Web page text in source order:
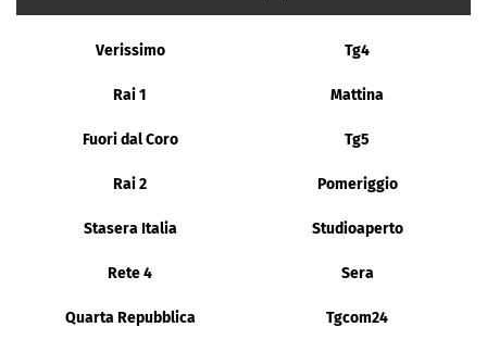
Verissimo Tg4
Rai 1 Mattina
Fuori dal Coro Tg5
Rai 2 Pomeriggio
Stasera Italia Studioaperto
Rete 4 Sera
Quarta Repubblica Tgcom24